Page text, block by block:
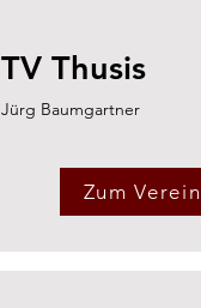
TV Thusis
Jürg Baumgartner
Zum Verein